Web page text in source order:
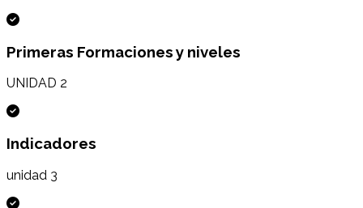
Primeras Formaciones y niveles
UNIDAD 2
Indicadores
unidad 3